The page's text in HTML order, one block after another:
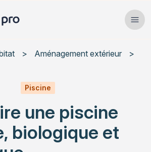
> Aménagement extérieur
>
Piscine
une piscine
biologique et